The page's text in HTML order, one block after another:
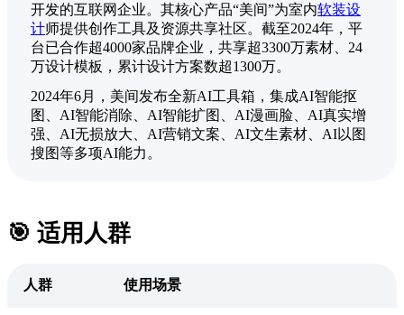
开发的互联网企业。其核心产品“美间”为室内软装设
计师提供创作工具及资源共享社区。截至2024年，平
台已合作超4000家品牌企业，共享超3300万素材、24
万设计模板，累计设计方案数超1300万。
2024年6月，美间发布全新AI工具箱，集成AI智能抠
图、AI智能消除、AI智能扩图、AI漫画脸、AI真实增
强、AI无损放大、AI营销文案、AI文生素材、AI以图
搜图等多项AI能力。
🎯 适用人群
人群 使用场景